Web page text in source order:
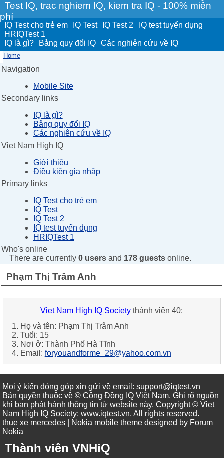
Test IQ, trac nghiem IQ, kiem tra IQ - 100% miễn
phí
IQ Test cho trẻ em IQ Test IQ Test 2
IQ test tuyển dụng
HRIQTest 1
IQ là gì?
Bảng quy đổi IQ Các nghiên cứu về IQ
Home
Navigation
Mobile Site
Secondary links
IQ là gì?
Bảng quy đổi IQ
Các nghiên cứu về IQ
Viet Nam High IQ
Giới thiệu
Điều kiện gia nhập
Primary links
IQ Test cho trẻ em
IQ Test
IQ Test 2
IQ test tuyển dụng
HRIQTest 1
Who's online
There are currently 0 usersand 178 guestsonline.
Phạm Thị Trâm Anh
Viet Nam High IQ Society thành viên 40:
1. Họ và tên: Phạm Thị Trâm Anh
2. Tuổi: 15
3. Nơi ở: Thành Phố Hà Tĩnh
4. Email: foryouandforme_29@yahoo.com.vn
Mọi ý kiến đóng góp xin gửi về email: support@iqtest.vn
Bản quyền thuộc về © Cộng Đồng IQ Việt Nam. Ghi rõ nguồn
khi bạn phát hành thông tin từ website này. Copyright © Viet
Nam High IQ Society: www.iqtest.vn. All rights reserved.
thue xe mercedes | Nokia mobile theme designed by Forum
Nokia
Thành viên VNHiQ